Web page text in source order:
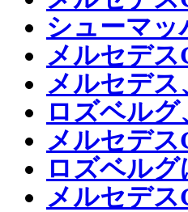
シューマッ
メルセデ
メルセデス
ロズベルグ
メルセデ
ロズベル
メルセデ